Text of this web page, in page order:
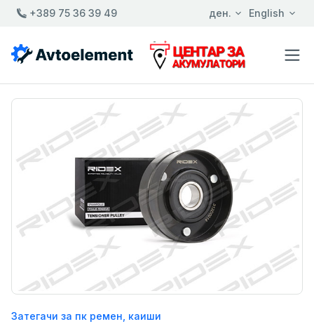
+389 75 36 39 49 ден. English
Затегачи за пк ремен, каиши